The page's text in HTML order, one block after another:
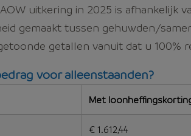
uitkering in 2025 is afhankelijk
gemaakt tussen gehuwden/
getallen vanuit dat u 100%
voor alleenstaanden?
Met
€ 1.612,44